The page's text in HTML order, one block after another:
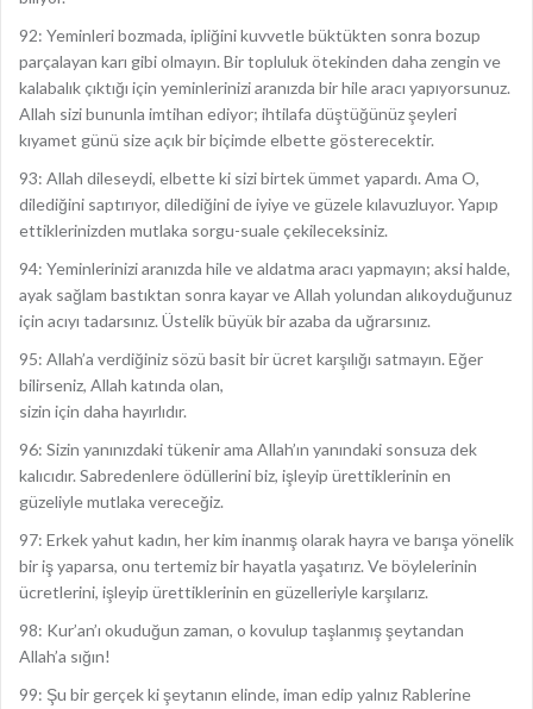
92: Yeminleri bozmada, ipliğini kuvvetle büktükten sonra bozup
parçalayan karı gibi olmayın. Bir topluluk ötekinden daha zengin ve
kalabalık çıktığı için yeminlerinizi aranızda bir hile aracı yapıyorsunuz.
Allah sizi bununla imtihan ediyor; ihtilafa düştüğünüz şeyleri
kıyamet günü size açık bir biçimde elbette gösterecektir.
93: Allah dileseydi, elbette ki sizi birtek ümmet yapardı. Ama O,
dilediğini saptırıyor, dilediğini de iyiye ve güzele kılavuzluyor. Yapıp
ettiklerinizden mutlaka sorgu-suale çekileceksiniz.
94: Yeminlerinizi aranızda hile ve aldatma aracı yapmayın; aksi halde,
ayak sağlam bastıktan sonra kayar ve Allah yolundan alıkoyduğunuz
için acıyı tadarsınız. Üstelik büyük bir azaba da uğrarsınız.
95: Allah’a verdiğiniz sözü basit bir ücret karşılığı satmayın. Eğer
bilirseniz, Allah katında olan,
sizin için daha hayırlıdır.
96: Sizin yanınızdaki tükenir ama Allah’ın yanındaki sonsuza dek
kalıcıdır. Sabredenlere ödüllerini biz, işleyip ürettiklerinin en
güzeliyle mutlaka vereceğiz.
97: Erkek yahut kadın, her kim inanmış olarak hayra ve barışa yönelik
bir iş yaparsa, onu tertemiz bir hayatla yaşatırız. Ve böylelerinin
ücretlerini, işleyip ürettiklerinin en güzelleriyle karşılarız.
98: Kur’an’ı okuduğun zaman, o kovulup taşlanmış şeytandan
Allah’a sığın!
99: Şu bir gerçek ki şeytanın elinde, iman edip yalnız Rablerine